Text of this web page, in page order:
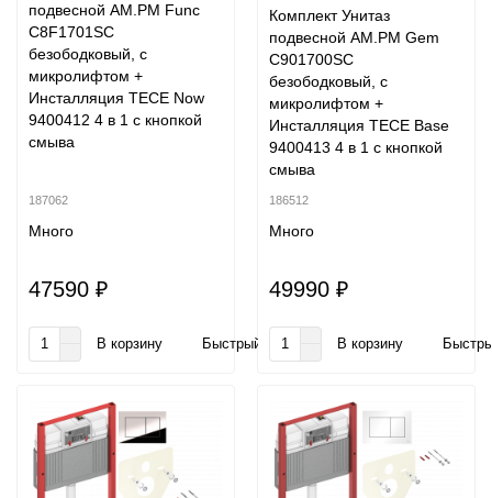
подвесной AM.PM Func
C8F1701SC
безободковый, с
микролифтом +
Инсталляция TECE Now
9400412 4 в 1 с кнопкой
смыва
187062
Много
47590 ₽
В корзину Быстрый заказ
Комплект Унитаз
подвесной AM.PM Gem
C901700SC
безободковый, с
микролифтом +
Инсталляция TECE Base
9400413 4 в 1 с кнопкой
смыва
186512
Много
49990 ₽
В корзину